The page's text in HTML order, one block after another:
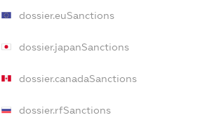
dossier.euSanctions
dossier.japanSanctions
dossier.canadaSanctions
dossier.rfSanctions